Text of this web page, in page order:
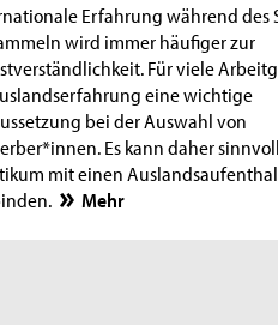
Erfahrung während des
wird immer häufiger zur
Für viele
eine wichtige
bei der Auswahl von
Es kann daher
mit einen
Mehr